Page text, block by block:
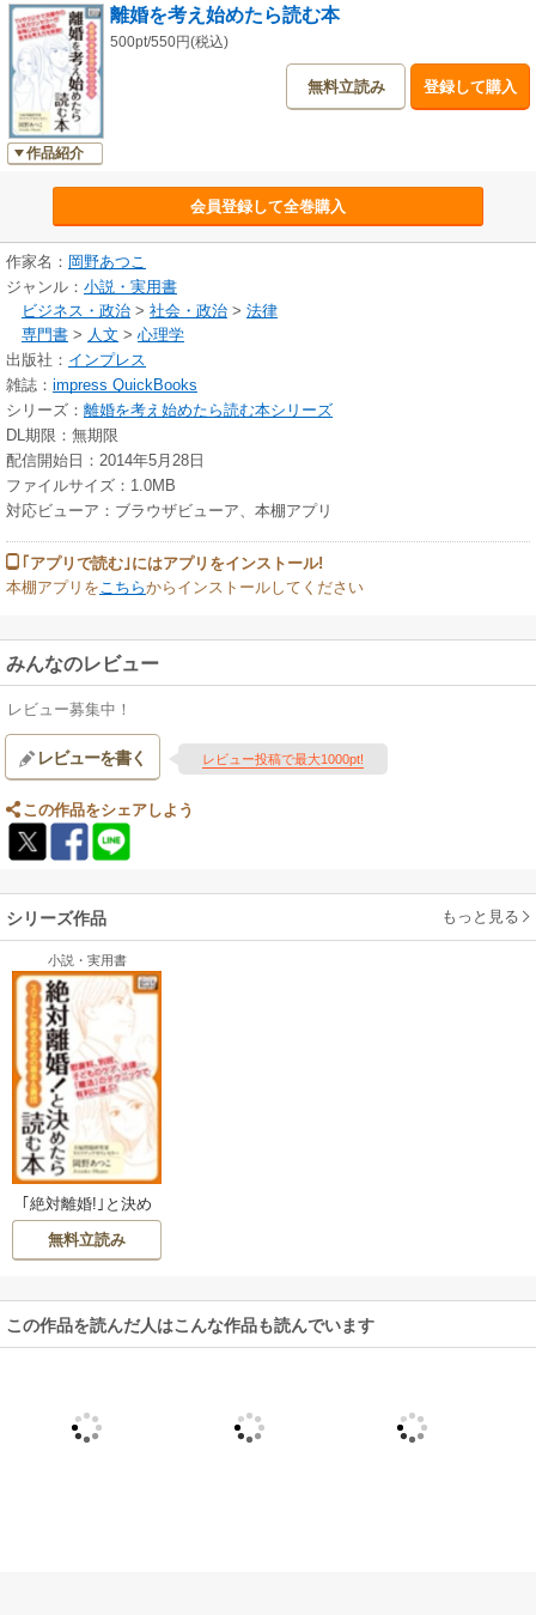
プロローグ ゴールは「離婚」ではなく「幸せになること」です
第１章 離婚を決める前に考えておくべきこと
第２章 離婚後の生活をシミュレーションしてみる
第３章 修復・やり直しのための戦略
第４章 それでも離婚を決意したら
あとがき
※impress QuickBooksシリーズは出版社のインプレスが、「スマホで読む
ための電子書籍」として企画しています。
作品紹介
離婚を考え始めたら読む本
500pt/550円(税込)
無料立読み 登録して購入
会員登録して全巻購入
作家名： 岡野あつこ
ジャンル： 小説・実用書
ビジネス・政治 > 社会・政治 > 法律
専門書 > 人文 > 心理学
出版社： インプレス
雑誌： impress QuickBooks
シリーズ： 離婚を考え始めたら読む本シリーズ
DL期限：無期限
配信開始日：2014年5月28日
ファイルサイズ：1.0MB
対応ビューア：ブラウザビューア、本棚アプリ
｢アプリで読む｣にはアプリをインストール!
本棚アプリを こちらからインストールしてください
みんなのレビュー
レビュー募集中！
レビューを書く レビュー投稿で最大1000pt!
この作品をシェアしよう
シリーズ作品 もっと見る
小説・実用書
｢絶対離婚!｣と決め
たら読む本
無料立読み
この作品を読んだ人はこんな作品も読んでいます